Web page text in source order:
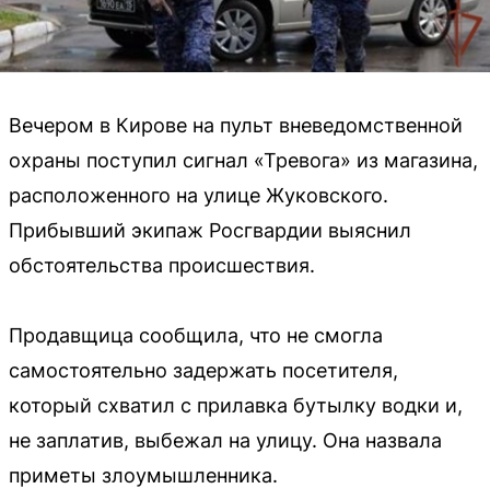
Вечером в Кирове на пульт вневедомственной
охраны поступил сигнал «Тревога» из магазина,
расположенного на улице Жуковского.
Прибывший экипаж Росгвардии выяснил
обстоятельства происшествия.
Продавщица сообщила, что не смогла
самостоятельно задержать посетителя,
который схватил с прилавка бутылку водки и,
не заплатив, выбежал на улицу. Она назвала
приметы злоумышленника.